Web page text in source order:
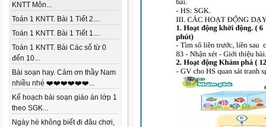
KNTT Môn...
Toán 1 KNTT. Bài 1 Tiết 2....
Toán 1 KNTT. Bài 1 Tiết 1....
Toán 1 KNTT. Bài Các số từ 0
đến 10...
Bài soạn hay. Cảm ơn thầy Nam
nhiều nhé ❤️❤️❤️❤️❤️❤️...
Kế hoạch bài soạn giáo án lớp 1
theo SGK...
Ngày hè không biết đi đâu chơi,